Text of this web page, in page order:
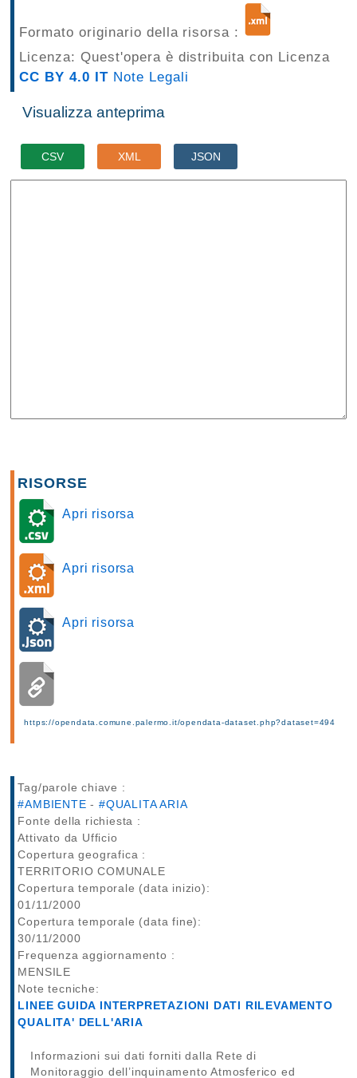
Formato originario della risorsa :
Licenza: Quest'opera è distribuita con Licenza
CC BY 4.0 IT Note Legali
Visualizza anteprima
CSV XML JSON
RISORSE
Apri risorsa
Apri risorsa
Apri risorsa
https://opendata.comune.palermo.it/opendata-dataset.php?dataset=494
Tag/parole chiave :
#AMBIENTE -#QUALITA ARIA
Fonte della richiesta :
Attivato da Ufficio
Copertura geografica :
TERRITORIO COMUNALE
Copertura temporale (data inizio):
01/11/2000
Copertura temporale (data fine):
30/11/2000
Frequenza aggiornamento :
MENSILE
Note tecniche:
LINEE GUIDA INTERPRETAZIONI DATI RILEVAMENTO
QUALITA' DELL'ARIA
Informazioni sui dati forniti dalla Rete di
Monitoraggio dell’inquinamento Atmosferico ed